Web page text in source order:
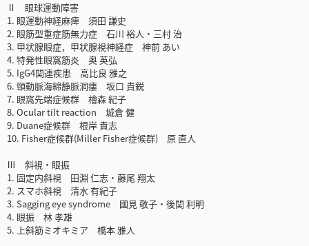
Ⅱ 眼球運動障害
1. 眼運動神経麻痺 須田 謙史
2. 眼筋型重症筋無力症 石川 裕人・三村 治
3. 甲状腺眼症，甲状腺視神経症 神前 あい
4. 特発性眼窩筋炎 奥 英弘
5. IgG4関連疾患 高比良 雅之
6. 頸動脈海綿静脈洞瘻 坂口 貴鋭
7. 眼窩先端症候群 檜森 紀子
8. Ocular tilt reaction 城倉 健
9. Duane症候群 根岸 貴志
10. Fisher症候群(Miller Fisher症候群) 原 直人
Ⅲ 斜視・眼振
1. 固定内斜視 田淵 仁志・藤尾 翔太
2. スマホ斜視 清水 有紀子
3. Sagging eye syndrome 國見 敬子・後関 利明
4. 眼振 林 孝雄
5. 上斜筋ミオキミア 橋本 雅人